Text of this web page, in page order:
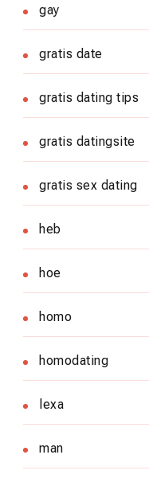
gay
gratis date
gratis dating tips
gratis datingsite
gratis sex dating
heb
hoe
homo
homodating
lexa
man